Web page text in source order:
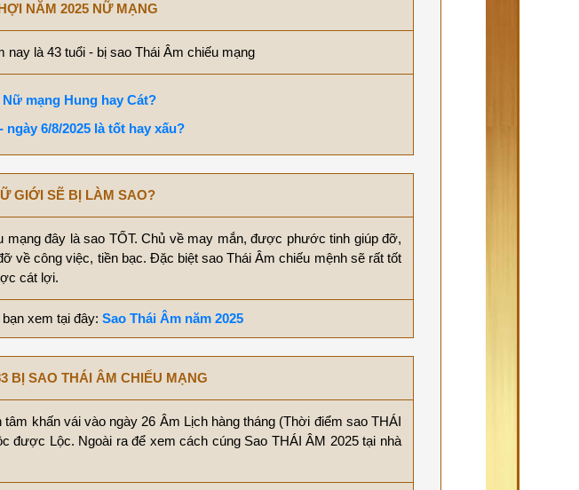
NĂM 2025 NỮ MẠNG
là 43 tuổi - bị sao Thái Âm chiếu mạng
mạng Hung hay Cát?
6/8/2025 là tốt hay xấu?
GIỚI SẼ BỊ LÀM SAO?
đây là sao TỐT. Chủ về may mắn, được phước tinh giúp đỡ,
về công việc, tiền bạc. Đặc biệt sao Thái Âm chiếu mệnh sẽ rất tốt
cát lợi.
xem tại đây: Sao Thái Âm năm 2025
BỊ SAO THÁI ÂM CHIẾU MẠNG
khấn vái vào ngày 26 Âm Lịch hàng tháng (Thời điểm sao THÁI
Lộc. Ngoài ra để xem cách cúng Sao THÁI ÂM 2025 tại nhà